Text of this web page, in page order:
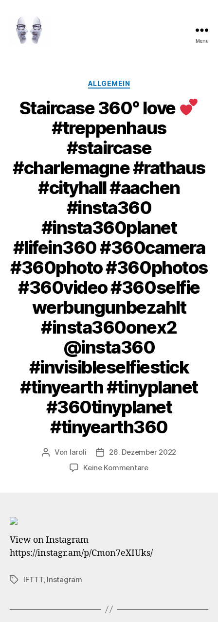
Menü
Kategorien
ALLGEMEIN
Staircase 360° love
#treppenhaus
#staircase
#charlemagne #rathaus
#cityhall #aachen
#insta360
#insta360planet
#lifein360 #360camera
#360photo #360photos
#360video #360selfie
werbungunbezahlt
#insta360onex2
@insta360
#invisibleselfiestick
#tinyearth #tinyplanet
#360tinyplanet
#tinyearth360
Beitragsautor
Von laroli Veröffentlichungsdatum
26. Dezember 2022
Keine Kommentarezu
#rathaus
View on Instagram
https://instagr.am/p/Cmon7eXIUks/
Schlagwörter
IFTTT, Instagram